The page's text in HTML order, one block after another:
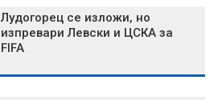
Лудогорец се изложи, но
изпревари Левски и ЦСКА за
FIFA